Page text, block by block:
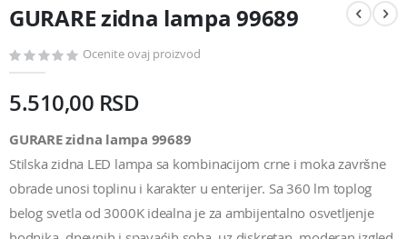
početak
galerije
GURARE zidna lampa 99689
Ocenite ovaj proizvod
5.510,00 RSD
GURARE zidna lampa 99689
Stilska zidna LED lampa sa kombinacijom crne i moka završne
obrade unosi toplinu i karakter u enterijer. Sa 360 lm toplog
belog svetla od 3000K idealna je za ambijentalno osvetljenje